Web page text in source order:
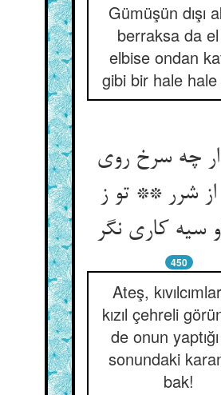
Gümüşün dışı
berraksa da
elbise ondan
gibi bir hale hale
چه سرخ روی
شرر ** تو ز
سیه کاری نگر
450
Ateş,
kızıl çehreli
de onun
sonundaki
bak!